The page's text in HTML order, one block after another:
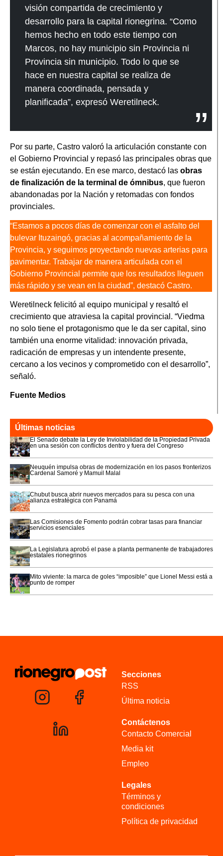
visión compartida de crecimiento y
desarrollo para la capital rionegrina. “Como
hemos hecho en todo este tiempo con
Marcos, no hay municipio sin Provincia ni
Provincia sin municipio. Todo lo que se
hace en nuestra capital se realiza de
manera coordinada, pensada y
planificada”, expresó Weretilneck.
Por su parte, Castro valoró la articulación constante con
el Gobierno Provincial y repasó las principales obras que
se están ejecutando. En ese marco, destacó las obras
de finalización de la terminal de ómnibus, que fueron
abandonadas por la Nación y retomadas con fondos
provinciales.
“Estamos a pocos días de comenzar con el asfalto del
bulevar Ituzaingó, gracias al acompañamiento de la
Provincia, y seguimos proyectando nuevas arterias para
pavimentar. Trabajar de manera articulada con el
Gobierno Provincial permite que los resultados lleguen
más rápido y se vean en la ciudad”, destacó Castro.
Weretilneck felicitó al equipo municipal y resaltó el
crecimiento que atraviesa la capital provincial. “Viedma
no solo tiene el protagonismo que le da ser capital, sino
también una enorme vitalidad: innovación privada,
radicación de empresas y un intendente presente,
cercano a los vecinos y comprometido con el desarrollo”,
señaló.
Fuente Medios
Últimas noticias
El Senado debate la Ley de Inviolabilidad de la Propiedad Privada
en una sesión con conflictos dentro y fuera del Congreso
Neuquén impulsa obras de modernización en los pasos fronterizos
Cardenal Samoré y Mamuil Malal
Chubut busca abrir nuevos mercados para su pesca con una
alianza estratégica con Panamá
Las Comisiones de Fomento podrán cobrar tasas para financiar
servicios esenciales
La Legislatura aprobó el pase a planta permanente de trabajadores
estatales rionegrinos
Mito viviente: la marca de goles “imposible” que Lionel Messi está a
punto de romper
Secciones
RSS
Última noticia
Contáctenos
Contacto Comercial
Media kit
Empleo
Legales
Términos y
condiciones
Política de privacidad